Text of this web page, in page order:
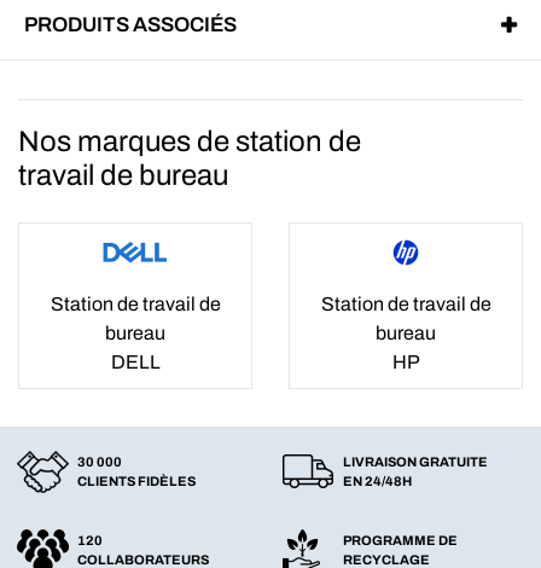
PRODUITS ASSOCIÉS
Nos marques de station de
travail de bureau
Station de travail de
bureau
DELL
Station de travail de
bureau
HP
30 000
CLIENTS FIDÈLES
LIVRAISON GRATUITE
EN 24/48H
120
COLLABORATEURS
PROGRAMME DE
RECYCLAGE